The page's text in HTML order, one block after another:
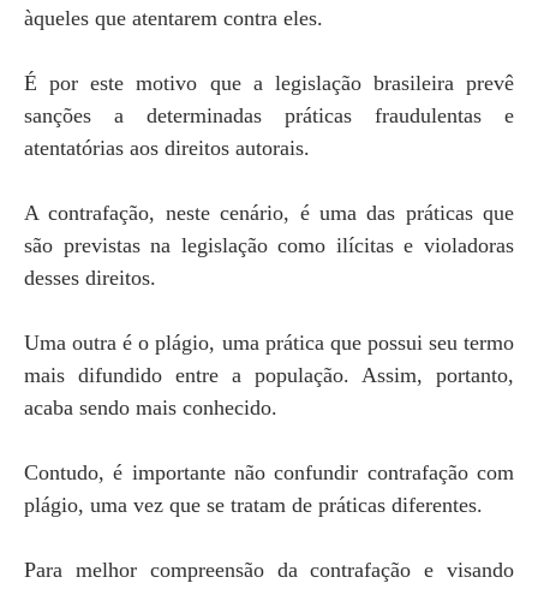
àqueles que atentarem contra eles.
É por este motivo que a legislação brasileira prevê
sanções a determinadas práticas fraudulentas e
atentatórias aos direitos autorais.
A contrafação, neste cenário, é uma das práticas que
são previstas na legislação como ilícitas e violadoras
desses direitos.
Uma outra é o plágio, uma prática que possui seu termo
mais difundido entre a população. Assim, portanto,
acaba sendo mais conhecido.
Contudo, é importante não confundir contrafação com
plágio, uma vez que se tratam de práticas diferentes.
Para melhor compreensão da contrafação e visando